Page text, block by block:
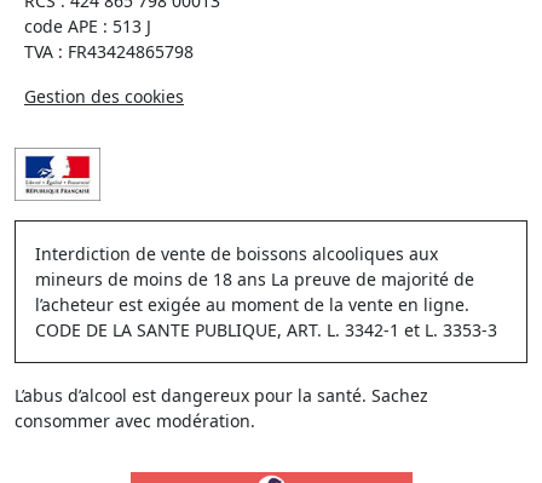
code APE : 513 J
TVA : FR43424865798
Gestion des cookies
Interdiction de vente de boissons alcooliques aux
mineurs de moins de 18 ans La preuve de majorité de
l’acheteur est exigée au moment de la vente en ligne.
CODE DE LA SANTE PUBLIQUE, ART. L. 3342-1 et L. 3353-3
L’abus d’alcool est dangereux pour la santé. Sachez
consommer avec modération.